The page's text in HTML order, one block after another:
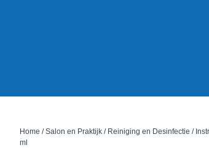
Home /Salon en Praktijk / Reiniging en Desinfectie /
ml